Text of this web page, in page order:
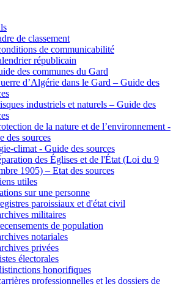
de classement
de communicabilité
républicain
des communes du Gard
d’Algérie dans le Gard – Guide des
industriels et naturels – Guide des
de la nature et de l’environnement -
des sources
climat - Guide des sources
des Églises et de l'État (Loi du 9
1905) – Etat des sources
utiles
sur une personne
paroissiaux et d'état civil
militaires
de population
notariales
privées
électorales
honorifiques
professionnelles et les dossiers de